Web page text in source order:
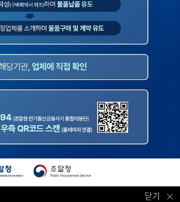
닫기